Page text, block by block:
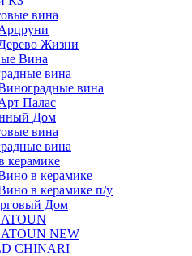
вина
Жизни
Вина
вина
вина
Палас
Дом
вина
вина
керамике
в керамике
в керамике п/у
Дом
NEW
CHINARI